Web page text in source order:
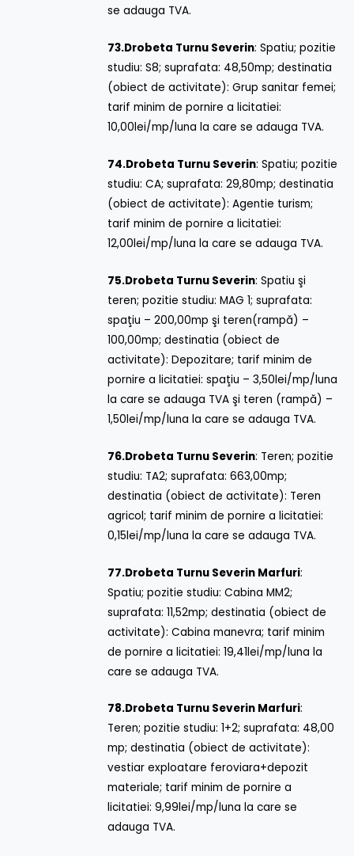
se adauga TVA.
73.Drobeta Turnu Severin: Spatiu; pozitie
studiu: S8; suprafata: 48,50mp; destinatia
(obiect de activitate): Grup sanitar femei;
tarif minim de pornire a licitatiei:
10,00lei/mp/luna la care se adauga TVA.
74.Drobeta Turnu Severin: Spatiu; pozitie
studiu: CA; suprafata: 29,80mp; destinatia
(obiect de activitate): Agentie turism;
tarif minim de pornire a licitatiei:
12,00lei/mp/luna la care se adauga TVA.
75.Drobeta Turnu Severin: Spatiu şi
teren; pozitie studiu: MAG 1; suprafata:
spaţiu – 200,00mp şi teren(rampă) –
100,00mp; destinatia (obiect de
activitate): Depozitare; tarif minim de
pornire a licitatiei: spaţiu – 3,50lei/mp/luna
la care se adauga TVA şi teren (rampă) –
1,50lei/mp/luna la care se adauga TVA.
76.Drobeta Turnu Severin: Teren; pozitie
studiu: TA2; suprafata: 663,00mp;
destinatia (obiect de activitate): Teren
agricol; tarif minim de pornire a licitatiei:
0,15lei/mp/luna la care se adauga TVA.
77.Drobeta Turnu Severin Marfuri:
Spatiu; pozitie studiu: Cabina MM2;
suprafata: 11,52mp; destinatia (obiect de
activitate): Cabina manevra; tarif minim
de pornire a licitatiei: 19,41lei/mp/luna la
care se adauga TVA.
78.Drobeta Turnu Severin Marfuri:
Teren; pozitie studiu: 1+2; suprafata: 48,00
mp; destinatia (obiect de activitate):
vestiar exploatare feroviara+depozit
materiale; tarif minim de pornire a
licitatiei: 9,99lei/mp/luna la care se
adauga TVA.